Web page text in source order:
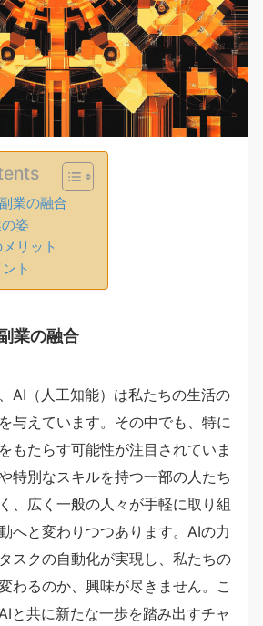
業の融合
姿
リット
ト
業の融合
AI（人工知能）は私たちの生活の
与えています。その中でも、特に
もたらす可能性が注目されていま
特別なスキルを持つ一部の人たち
、広く一般の人々が手軽に取り組
へと変わりつつあります。AIの力
スクの自動化が実現し、私たちの
わるのか、興味が尽きません。こ
と共に新たな一歩を踏み出すチャ